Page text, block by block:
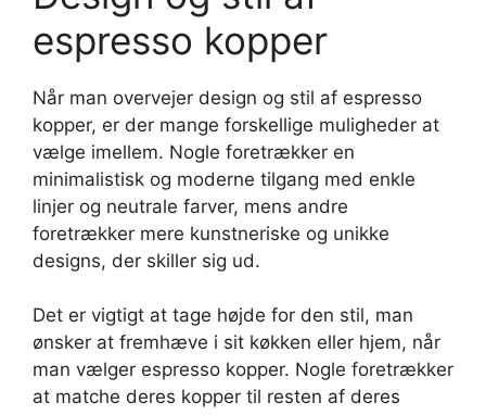
espresso kopper
Når man overvejer design og stil af espresso
kopper, er der mange forskellige muligheder at
vælge imellem. Nogle foretrækker en
minimalistisk og moderne tilgang med enkle
linjer og neutrale farver, mens andre
foretrækker mere kunstneriske og unikke
designs, der skiller sig ud.
Det er vigtigt at tage højde for den stil, man
ønsker at fremhæve i sit køkken eller hjem, når
man vælger espresso kopper. Nogle foretrækker
at matche deres kopper til resten af deres